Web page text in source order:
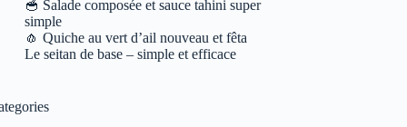
🥣 Salade composée et sauce tahini super
simple
🧄 Quiche au vert d’ail nouveau et fêta
Le seitan de base – simple et efficace